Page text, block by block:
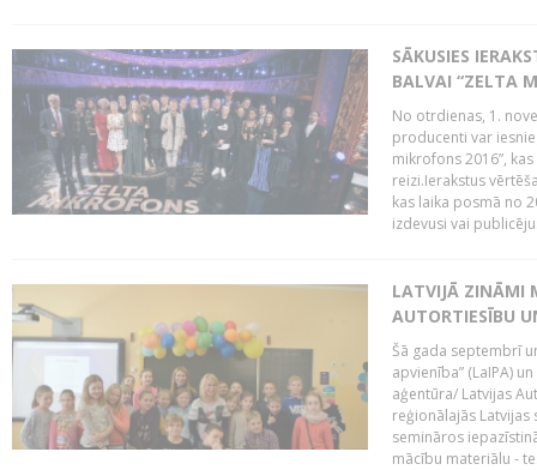
SĀKUSIES
BALVAI “ZELTA
No otrdienas, 1.
producenti var
mikrofons 2016”,
reizi.Ierakstus
kas laika posmā no
izdevusi vai
LATVIJĀ ZINĀMI
AUTORTIESĪBU
Šā gada septembrī
apvienība” (LaIPA)
aģentūra/ Latvijas
reģionālajās
semināros
mācību materiālu -